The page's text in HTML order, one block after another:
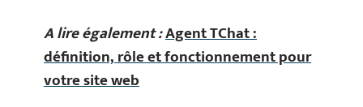
A lire également :Agent TChat :
définition, rôle et fonctionnement pour
votre site web